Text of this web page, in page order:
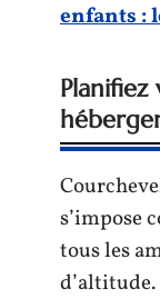
enfants :
s’impose
tous les